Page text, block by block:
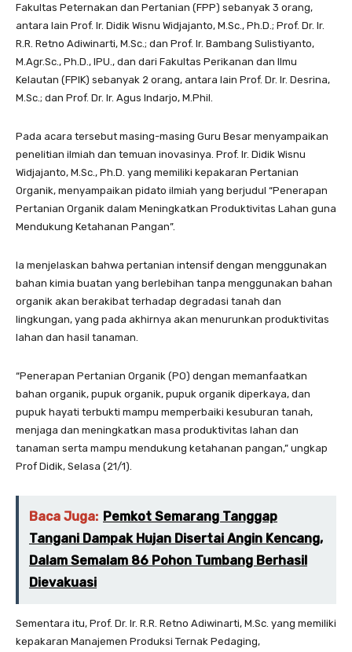
Fakultas Peternakan dan Pertanian (FPP) sebanyak 3 orang,
antara lain Prof. Ir. Didik Wisnu Widjajanto, M.Sc., Ph.D.; Prof. Dr. Ir.
R.R. Retno Adiwinarti, M.Sc.; dan Prof. Ir. Bambang Sulistiyanto,
M.Agr.Sc., Ph.D., IPU., dan dari Fakultas Perikanan dan Ilmu
Kelautan (FPIK) sebanyak 2 orang, antara lain Prof. Dr. Ir. Desrina,
M.Sc.; dan Prof. Dr. Ir. Agus Indarjo, M.Phil.
Pada acara tersebut masing-masing Guru Besar menyampaikan
penelitian ilmiah dan temuan inovasinya. Prof. Ir. Didik Wisnu
Widjajanto, M.Sc., Ph.D. yang memiliki kepakaran Pertanian
Organik, menyampaikan pidato ilmiah yang berjudul “Penerapan
Pertanian Organik dalam Meningkatkan Produktivitas Lahan guna
Mendukung Ketahanan Pangan”.
Ia menjelaskan bahwa pertanian intensif dengan menggunakan
bahan kimia buatan yang berlebihan tanpa menggunakan bahan
organik akan berakibat terhadap degradasi tanah dan
lingkungan, yang pada akhirnya akan menurunkan produktivitas
lahan dan hasil tanaman.
“Penerapan Pertanian Organik (PO) dengan memanfaatkan
bahan organik, pupuk organik, pupuk organik diperkaya, dan
pupuk hayati terbukti mampu memperbaiki kesuburan tanah,
menjaga dan meningkatkan masa produktivitas lahan dan
tanaman serta mampu mendukung ketahanan pangan,” ungkap
Prof Didik, Selasa (21/1).
Baca Juga: Pemkot Semarang Tanggap
Tangani Dampak Hujan Disertai Angin Kencang,
Dalam Semalam 86 Pohon Tumbang Berhasil
Dievakuasi
Sementara itu, Prof. Dr. Ir. R.R. Retno Adiwinarti, M.Sc. yang memiliki
kepakaran Manajemen Produksi Ternak Pedaging,